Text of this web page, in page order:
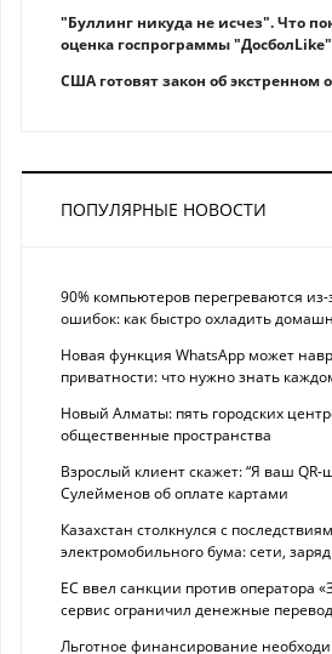
"Буллинг никуда не исчез". Что
оценка госпрограммы "ДосболLike"
США готовят закон об
ПОПУЛЯРНЫЕ НОВОСТИ
90% компьютеров перегреваются
ошибок: как быстро охладить
Новая функция WhatsApp может
приватности: что нужно знать
Новый Алматы: пять городских
общественные пространства
Взрослый клиент скажет: “Я ваш
Сулейменов об оплате картами
Казахстан столкнулся с
электромобильного бума: сети,
ЕС ввел санкции против оператора
сервис ограничил денежные
Льготное финансирование